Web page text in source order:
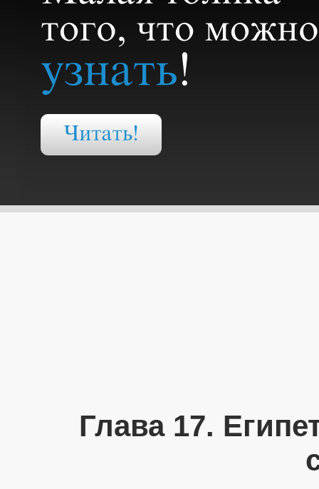
Глава 17.